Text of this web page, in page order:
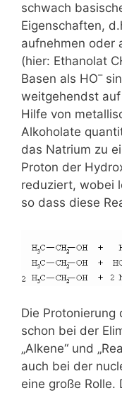
schwach
Eigenschaften,
aufnehmen oder
(hier: Ethanolat
Basen als HO–
weitgehendst
Hilfe von
Alkoholate
das Natrium zu
Proton der
reduziert, wobei
so dass diese
Die Protonierung
schon bei der
„Alkene“ und
auch bei der
eine große